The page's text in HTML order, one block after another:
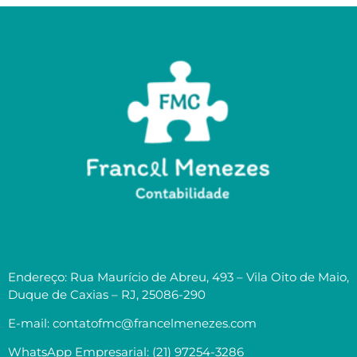
Endereço: Rua Maurício de Abreu, 493 – Vila Oito de Maio,
Duque de Caxias – RJ, 25086-290
E-mail: contatofmc@francelmenezes.com
WhatsApp Empresarial: (21) 97254-3286